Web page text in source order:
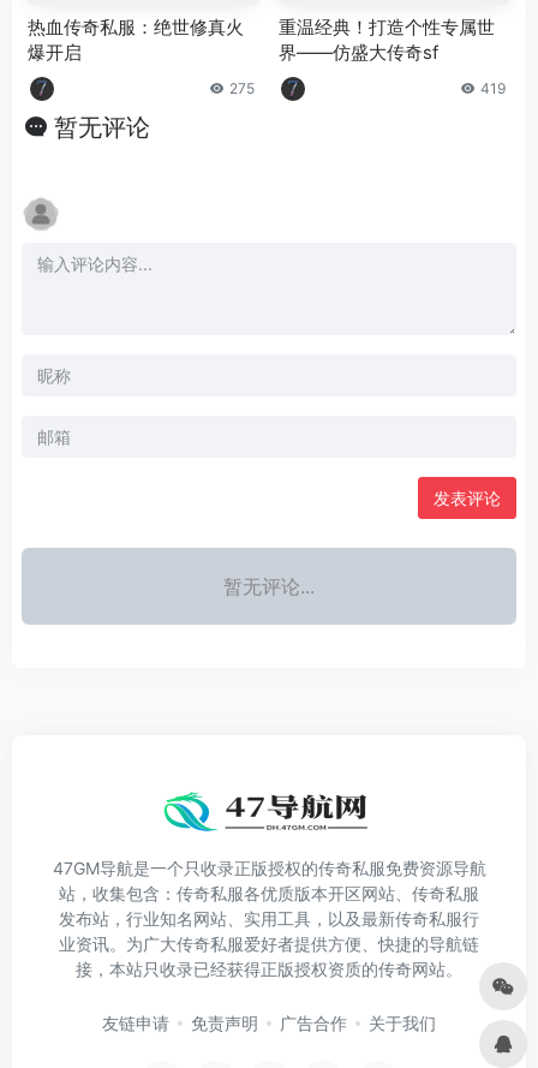
热血传奇私服：绝世修真火
爆开启
275
重温经典！打造个性专属世
界——仿盛大传奇sf
419
暂无评论
发表评论
暂无评论...
47GM导航是一个只收录正版授权的传奇私服免费资源导航
站，收集包含：传奇私服各优质版本开区网站、传奇私服
发布站，行业知名网站、实用工具，以及最新传奇私服行
业资讯。为广大传奇私服爱好者提供方便、快捷的导航链
接，本站只收录已经获得正版授权资质的传奇网站。
友链申请 免责声明 广告合作 关于我们